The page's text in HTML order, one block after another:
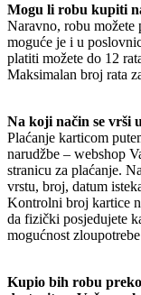
Mogu li robu kupiti
Naravno, robu možete
moguće je i u
platiti možete do 12
Maksimalan broj rata
Na koji način se vrši
Plaćanje karticom
narudžbe – webshop
stranicu za plaćanje.
vrstu, broj, datum
Kontrolni broj kartice
da fizički posjedujete
mogućnost
Kupio bih robu